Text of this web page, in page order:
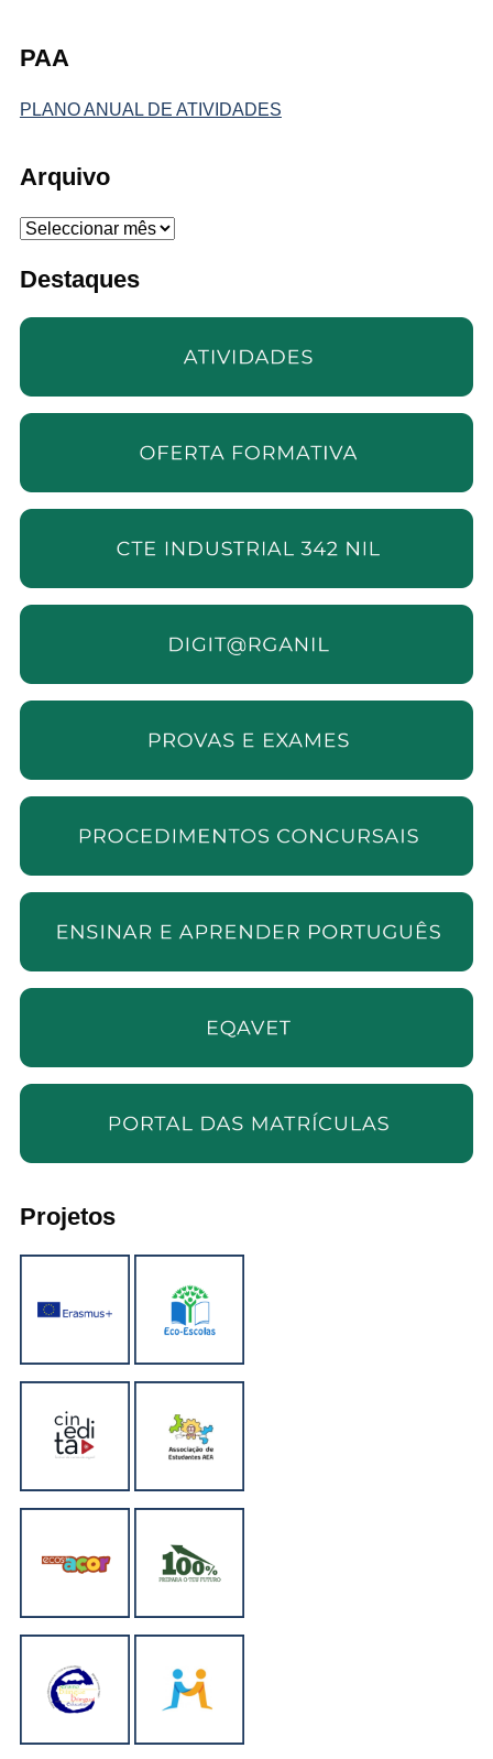
PAA
PLANO ANUAL DE ATIVIDADES
Arquivo
Arquivo
Destaques
Projetos